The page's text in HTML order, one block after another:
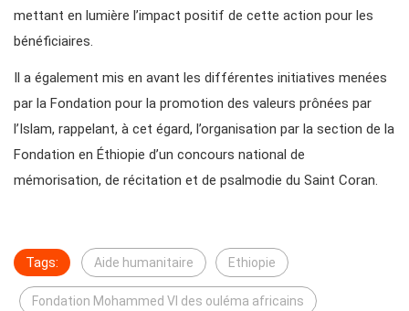
mettant en lumière l’impact positif de cette action pour les
bénéficiaires.
Il a également mis en avant les différentes initiatives menées
par la Fondation pour la promotion des valeurs prônées par
l’Islam, rappelant, à cet égard, l’organisation par la section de la
Fondation en Éthiopie d’un concours national de
mémorisation, de récitation et de psalmodie du Saint Coran.
Tags: Aide humanitaire Ethiopie
Fondation Mohammed VI des ouléma africains